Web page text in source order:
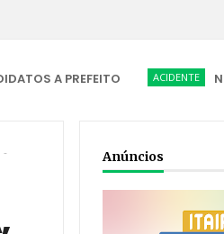
ACIDENTE NOVA
- Anúncios